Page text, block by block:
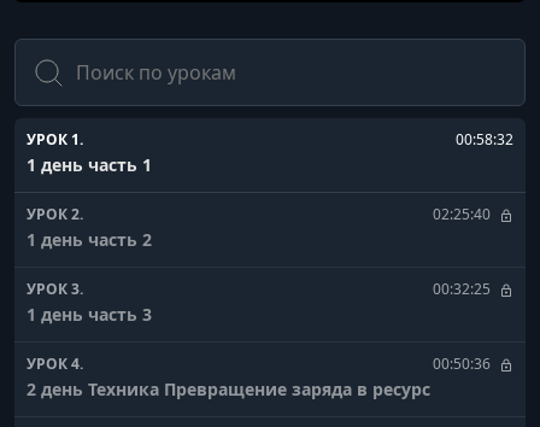
Поиск
УРОК 1. 00:58:32
1 день часть 1
УРОК 2. 02:25:40
1 день часть 2
УРОК 3. 00:32:25
1 день часть 3
УРОК 4. 00:50:36
2 день Техника Превращение заряда в ресурс